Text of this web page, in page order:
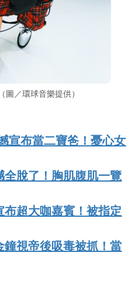
圖／環球音樂提供）
宣布當二寶爸！憂心女
全脫了！胸肌腹肌一覽
布超大咖嘉賓！被指定
鐘視帝後吸毒被抓！當